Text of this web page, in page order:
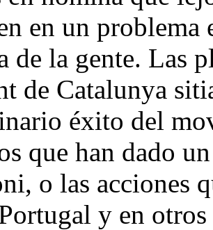
en un problema
de la gente. Las
de Catalunya
éxito del
que han dado
o las acciones
y en